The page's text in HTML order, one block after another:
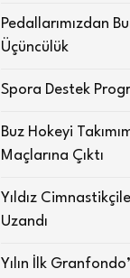
Pedallarımızdan
Üçüncülük
Spora Destek
Buz Hokeyi
Maçlarına Çıktı
Yıldız
Uzandı
Yılın İlk